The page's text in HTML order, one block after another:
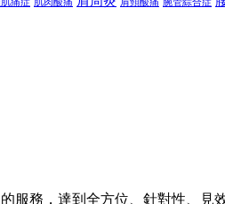
痛症 肌肉酸痛 肩頸酸痛 腕管綜合症
服務，達到全方位、針對性、見